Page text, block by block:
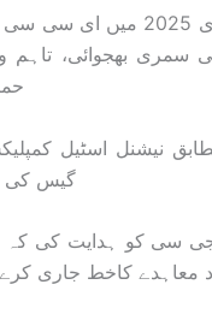
سمری بھجوائی، تاہم
گیس کی
کاخط جاری کرے،جس میں مزید 10سال